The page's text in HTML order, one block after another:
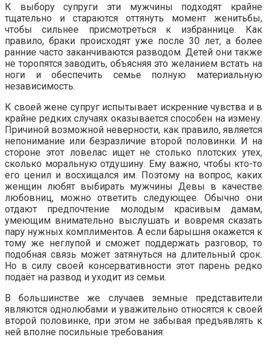
К выбору супруги эти мужчины подходят крайне
тщательно и стараются оттянуть момент женитьбы,
чтобы сильнее присмотреться к избраннице. Как
правило, браки происходят уже после 30 лет, а более
ранние часто заканчиваются разводом. Детей они также
не торопятся заводить, объясняя это желанием встать на
ноги и обеспечить семье полную материальную
независимость.
К своей жене супруг испытывает искренние чувства и в
крайне редких случаях оказывается способен на измену.
Причиной возможной неверности, как правило, является
непонимание или безразличие второй половинки. И на
стороне этот ловелас ищет не столько плотских утех,
сколько моральную отдушину. Ему важно, чтобы кто-то
его ценил и восхищался им. Поэтому на вопрос, каких
женщин любят выбирать мужчины Девы в качестве
любовниц, можно ответить следующее. Обычно они
отдают предпочтение молодым красивым дамам,
умеющим внимательно выслушать и вовремя сказать
пару нужных комплиментов. А если барышня окажется к
тому же неглупой и сможет поддержать разговор, то
подобная связь может затянуться на длительный срок.
Но в силу своей консервативности этот парень редко
подаёт на развод и уходит из семьи.
В большинстве же случаев земные представители
являются однолюбами и уважительно относятся к своей
второй половинке, при этом не забывая предъявлять к
ней вполне посильные требования: